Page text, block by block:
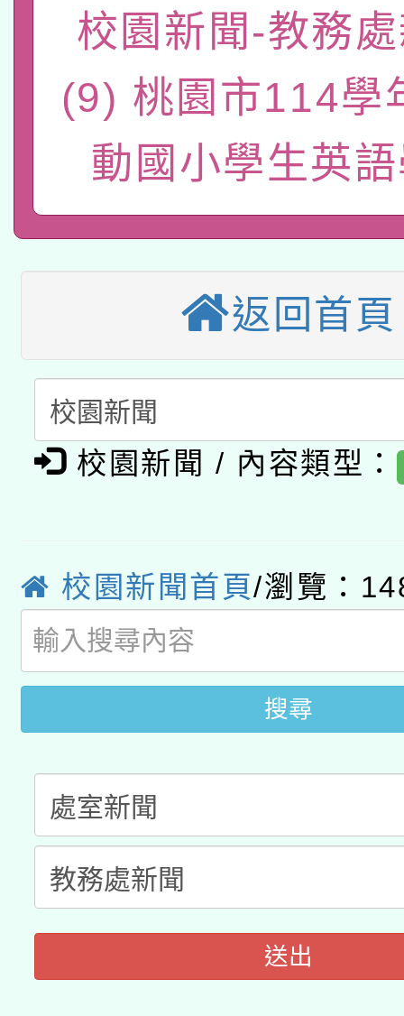
年度健康促進學校輔導
業成長研習」實施計畫
原住民族教育政策研討
族教育國際趨勢與發展
轉知教育部國民及學前
新北市政府教育局辦
師專業成長研習實施計
方素養工作坊新北場」
族語言臺北學習中心
「族語學習班」招生簡
轉知有關國立成功大學
文教學共融平台-教案
件」活動簡章
教育部國民及學前教
接種之民眾」措施，
月28日止
宣導素材2份，請協助
管道加強宣導
115年8月22日(星期六
桃園市孔廟祈福系列
2026年桃園地景藝術
「2026桃園藝術巡演
關事宜
轉知教育部國民及學前
國立臺灣師範大學辦理
年度健康促進學校輔導
函轉國家教育研究院中
原住民族教育政策研討
轉知教育部國民及學前
師專業成長研習實施計
方素養工作坊新北場」
族語言臺北學習中心
「族語學習班」招生簡
文教學共融平台-教案
件」活動簡章
教育部國民及學前教育
年度COVID-19疫苗接
接種對象擴大為「滿6
月28日止
本市兒童口腔健康促進
宣導素材2份，請協助
校園新聞-教務
(9) 桃園市114學
動國小學生英
返回首頁
校園新聞 / 內容類型：
校園新聞首頁/瀏覽：
搜尋
送出